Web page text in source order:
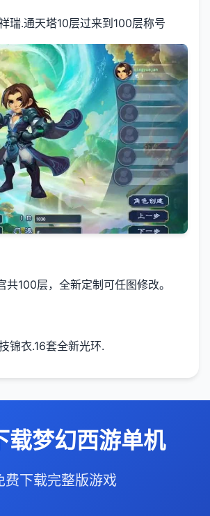
瑞.通天塔10层过来到100层称号
100层，全新定制可任图修改。
锦衣.16套全新光环.
载梦幻西游单机
费下载完整版游戏